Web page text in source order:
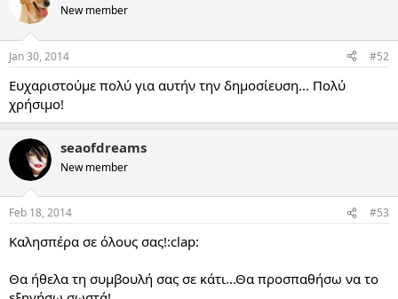
New member
Jan 30, 2014 #52
Ευχαριστούμε πολύ για αυτήν την δημοσίευση... Πολύ
χρήσιμο!
seaofdreams
New member
Feb 18, 2014 #53
Καλησπέρα σε όλους σας!:clap:
Θα ήθελα τη συμβουλή σας σε κάτι...Θα προσπαθήσω να το